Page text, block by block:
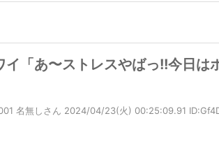
イ「あ〜ストレスやばっ!!今日は
名無しさん 2024/04/23(火) 00:25:09.91